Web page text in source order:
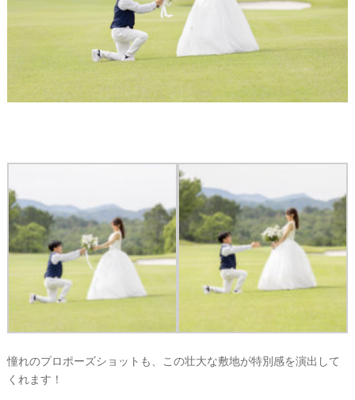
憧れのプロポーズショットも、この壮大な敷地が特別感を演出して
くれます！